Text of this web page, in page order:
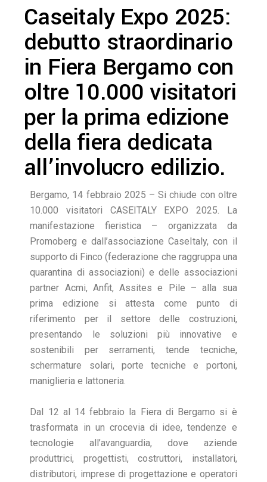
Caseitaly Expo 2025:
debutto straordinario
in Fiera Bergamo con
oltre 10.000 visitatori
per la prima edizione
della fiera dedicata
all’involucro edilizio.
Bergamo, 14 febbraio 2025 – Si chiude con oltre
10.000 visitatori CASEITALY EXPO 2025. La
manifestazione fieristica – organizzata da
Promoberg e dall’associazione CaseItaly, con il
supporto di Finco (federazione che raggruppa una
quarantina di associazioni) e delle associazioni
partner Acmi, Anfit, Assites e Pile – alla sua
prima edizione si attesta come punto di
riferimento per il settore delle costruzioni,
presentando le soluzioni più innovative e
sostenibili per serramenti, tende tecniche,
schermature solari, porte tecniche e portoni,
maniglieria e lattoneria.
Dal 12 al 14 febbraio la Fiera di Bergamo si è
trasformata in un crocevia di idee, tendenze e
tecnologie all’avanguardia, dove aziende
produttrici, progettisti, costruttori, installatori,
distributori, imprese di progettazione e operatori